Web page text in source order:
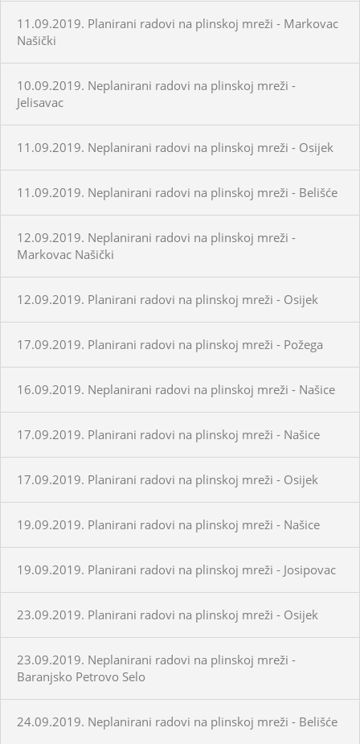
11.09.2019. Planirani radovi na plinskoj mreži - Markovac
Našički
10.09.2019. Neplanirani radovi na plinskoj mreži -
Jelisavac
11.09.2019. Neplanirani radovi na plinskoj mreži - Osijek
11.09.2019. Neplanirani radovi na plinskoj mreži - Belišće
12.09.2019. Neplanirani radovi na plinskoj mreži -
Markovac Našički
12.09.2019. Planirani radovi na plinskoj mreži - Osijek
17.09.2019. Planirani radovi na plinskoj mreži - Požega
16.09.2019. Neplanirani radovi na plinskoj mreži - Našice
17.09.2019. Planirani radovi na plinskoj mreži - Našice
17.09.2019. Planirani radovi na plinskoj mreži - Osijek
19.09.2019. Planirani radovi na plinskoj mreži - Našice
19.09.2019. Planirani radovi na plinskoj mreži - Josipovac
23.09.2019. Planirani radovi na plinskoj mreži - Osijek
23.09.2019. Neplanirani radovi na plinskoj mreži -
Baranjsko Petrovo Selo
24.09.2019. Neplanirani radovi na plinskoj mreži - Belišće